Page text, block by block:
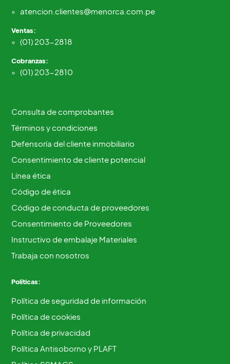
atencion.clientes@menorca.com.pe
Ventas:
(01) 203-2818
Cobranzas:
(01) 203-2810
Consulta de comprobantes
Términos y condiciones
Defensoría del cliente inmobiliario
Consentimiento de cliente potencial
Línea ética
Código de ética
Código de conducta de proveedores
Consentimiento de Proveedores
Instructivo de embalaje Materiales
Trabaja con nosotros
Políticas:
Política de seguridad de información
Política de cookies
Política de privacidad
Política Antisoborno y PLAFT